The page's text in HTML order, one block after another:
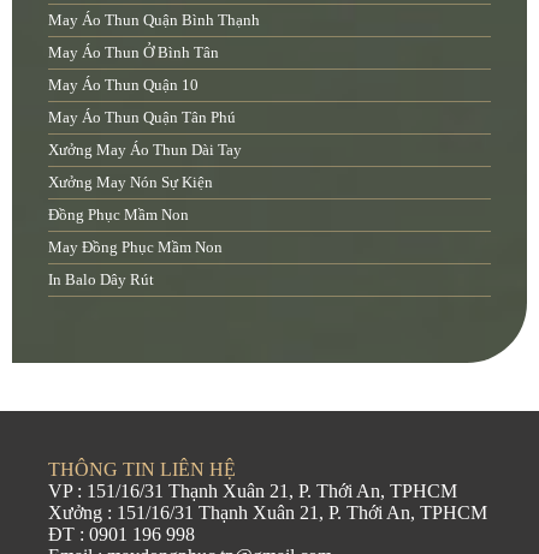
May Áo Thun Quận Bình Thạnh
May Áo Thun Ở Bình Tân
May Áo Thun Quận 10
May Áo Thun Quận Tân Phú
Xưởng May Áo Thun Dài Tay
Xưởng May Nón Sự Kiện
Đồng Phục Mầm Non
May Đồng Phục Mầm Non
In Balo Dây Rút
THÔNG TIN LIÊN HỆ
VP : 151/16/31 Thạnh Xuân 21, P. Thới An, TPHCM
Xưởng : 151/16/31 Thạnh Xuân 21, P. Thới An, TPHCM
ĐT : 0901 196 998